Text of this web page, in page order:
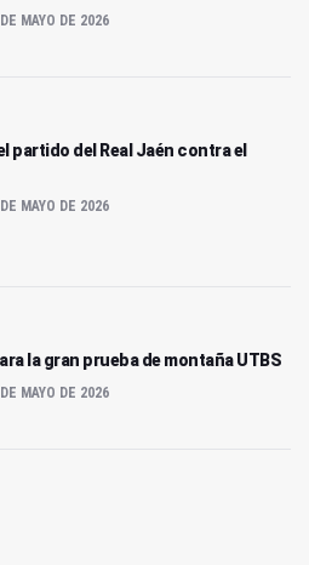
MAYO DE 2026
partido del Real Jaén contra el
MAYO DE 2026
la gran prueba de montaña UTBS
MAYO DE 2026